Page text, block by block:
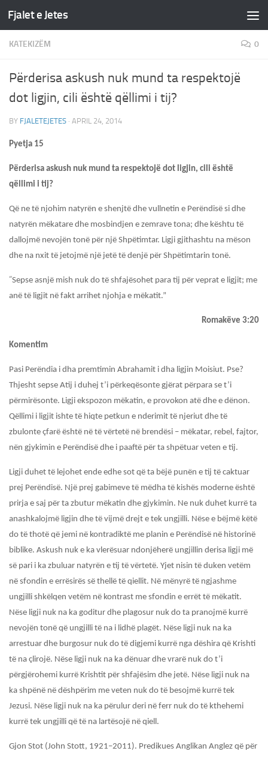
Skip to content
Fjalet e Jetes
KATEKIZËM 0
Përderisa askush nuk mund ta respektojë
dot ligjin, cili është qëllimi i tij?
BY FJALETEJETES · APRIL 24, 2014
Pyetja 15
Përderisa askush nuk mund ta respektojë dot ligjin, cili është
qëllimi i tij?
Që ne të njohim natyrën e shenjtë dhe vullnetin e Perëndisë si dhe
natyrën mëkatare dhe mosbindjen e zemrave tona; dhe kështu të
dallojmë nevojën tonë për një Shpëtimtar. Ligji gjithashtu na mëson
dhe na nxit të jetojmë një jetë të denjë për Shpëtimtarin tonë.
“Sepse asnjë mish nuk do të shfajësohet para tij për veprat e ligjit; me
anë të ligjit në fakt arrihet njohja e mëkatit.”
Romakëve 3:20
Komentim
Pasi Perëndia i dha premtimin Abrahamit i dha ligjin Moisiut. Pse?
Thjesht sepse Atij i duhej t’i përkeqësonte gjërat përpara se t’i
përmirësonte. Ligji ekspozon mëkatin, e provokon atë dhe e dënon.
Qëllimi i ligjit ishte të hiqte petkun e nderimit të njeriut dhe të
zbulonte çfarë është në të vërtetë në brendësi – mëkatar, rebel, fajtor,
nën gjykimin e Perëndisë dhe i paaftë për ta shpëtuar veten e tij.
Ligji duhet të lejohet ende edhe sot që ta bëjë punën e tij të caktuar
prej Perëndisë. Një prej gabimeve të mëdha të kishës moderne është
prirja e saj për ta zbutur mëkatin dhe gjykimin. Ne nuk duhet kurrë ta
anashkalojmë ligjin dhe të vijmë drejt e tek ungjilli. Nëse e bëjmë këtë
do të thotë që jemi në kontradiktë me planin e Perëndisë në historinë
biblike. Askush nuk e ka vlerësuar ndonjëherë ungjillin derisa ligji më
së pari i ka zbuluar natyrën e tij të vërtetë. Yjet nisin të duken vetëm
në sfondin e errësirës së thellë të qiellit. Në mënyrë të ngjashme
ungjilli shkëlqen vetëm në kontrast me sfondin e errët të mëkatit.
Nëse ligji nuk na ka goditur dhe plagosur nuk do ta pranojmë kurrë
nevojën tonë që ungjilli të na i lidhë plagët. Nëse ligji nuk na ka
arrestuar dhe burgosur nuk do të digjemi kurrë nga dëshira që Krishti
të na çlirojë. Nëse ligji nuk na ka dënuar dhe vrarë nuk do t’i
përgjërohemi kurrë Krishtit për shfajësim dhe jetë. Nëse ligji nuk na
ka shpënë në dëshpërim me veten nuk do të besojmë kurrë tek
Jezusi. Nëse ligji nuk na ka përulur deri në ferr nuk do të kthehemi
kurrë tek ungjilli që të na lartësojë në qiell.
Gjon Stot (John Stott, 1921–2011). Predikues Anglikan Anglez që për